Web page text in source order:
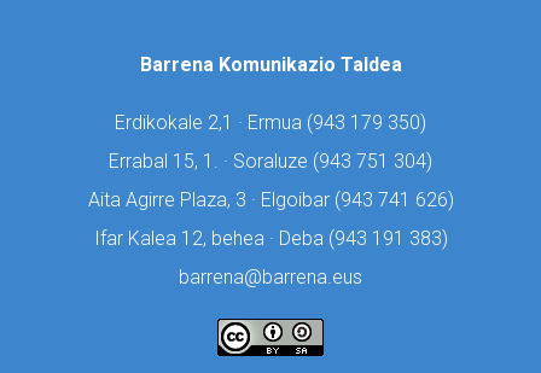
Barrena Komunikazio Taldea
Erdikokale 2,1 · Ermua (943 179 350)
Errabal 15, 1. · Soraluze (943 751 304)
Aita Agirre Plaza, 3 · Elgoibar (943 741 626)
Ifar Kalea 12, behea · Deba (943 191 383)
barrena@barrena.eus